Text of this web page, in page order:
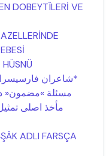
DOBEYTÎLERİ VE
شاعران فارسیسرای و فارسینويس ارزرومی*
مسئلة »مضمون«
مأخذ اصلی
ADLI FARSÇA